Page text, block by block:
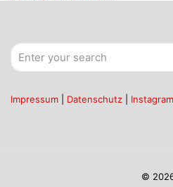
Impressum Datenschutz Instagram
©